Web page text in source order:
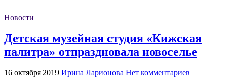
Новости
Детская музейная студия «Кижская
палитра» отпраздновала новоселье
16 октября 2019 Ирина Ларионова Нет комментариев